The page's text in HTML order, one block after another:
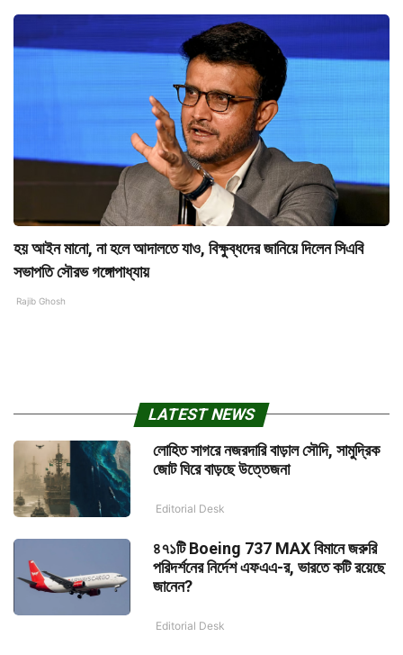
হয় আইন মানো, না হলে আদালতে যাও, বিক্ষুব্ধদের জানিয়ে দিলেন সিএবি
সভাপতি সৌরভ গঙ্গোপাধ্যায়
Rajib Ghosh
LATEST NEWS
লোহিত সাগরে নজরদারি বাড়াল সৌদি, সামুদ্রিক
জোট ঘিরে বাড়ছে উত্তেজনা
Editorial Desk
৪৭১টি Boeing 737 MAX বিমানে জরুরি
পরিদর্শনের নির্দেশ এফএএ-র, ভারতে কটি রয়েছে
জানেন?
Editorial Desk